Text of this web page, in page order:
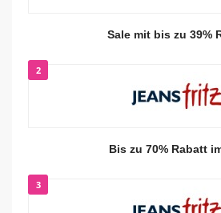
Sale mit bis zu 39%
2
Bis zu 70% Rabatt
3